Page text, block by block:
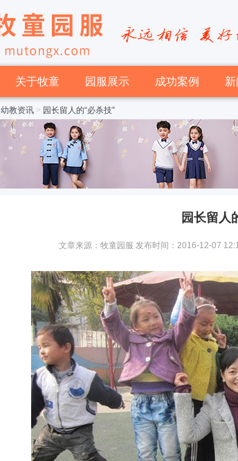
关于牧童 园服展示 成功案例
幼教资讯 > 园长留人的“必杀技”
园长留人
文章来源：牧童园服 发布时间：2016-12-07